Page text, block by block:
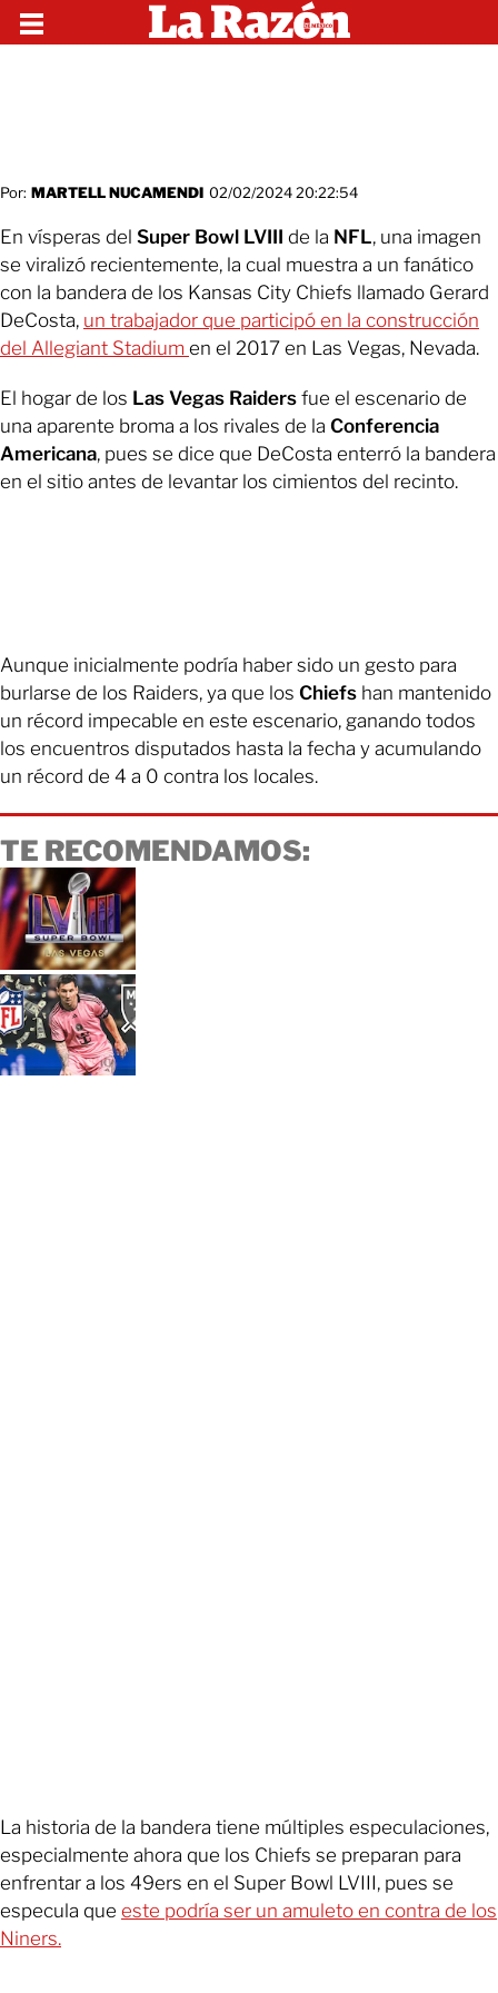
Por: MARTELL NUCAMENDI 02/02/2024 20:22:54
En vísperas del Super Bowl LVIII de la NFL, una imagen
se viralizó recientemente, la cual muestra a un fanático
con la bandera de los Kansas City Chiefs llamado Gerard
DeCosta, un trabajador que participó en la construcción
del Allegiant Stadium en el 2017 en Las Vegas, Nevada.
El hogar de los Las Vegas Raiders fue el escenario de
una aparente broma a los rivales de la Conferencia
Americana, pues se dice que DeCosta enterró la bandera
en el sitio antes de levantar los cimientos del recinto.
Aunque inicialmente podría haber sido un gesto para
burlarse de los Raiders, ya que los Chiefs han mantenido
un récord impecable en este escenario, ganando todos
los encuentros disputados hasta la fecha y acumulando
un récord de 4 a 0 contra los locales.
TE RECOMENDAMOS:
La historia de la bandera tiene múltiples especulaciones,
especialmente ahora que los Chiefs se preparan para
enfrentar a los 49ers en el Super Bowl LVIII, pues se
especula que este podría ser un amuleto en contra de los
Niners.